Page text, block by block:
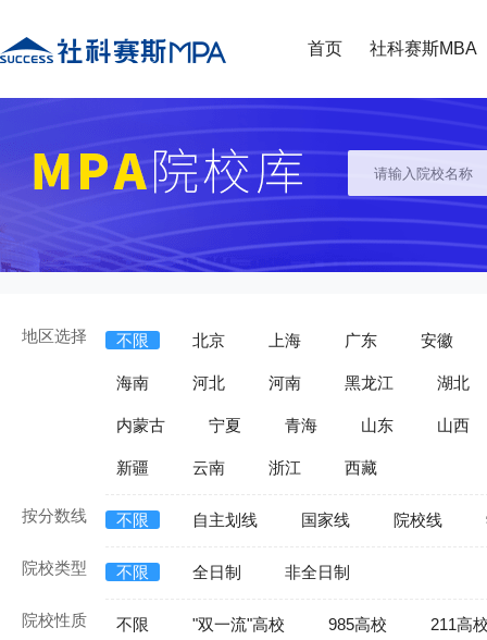
首页 社科赛斯MBA
地区选择 不限 北京 上海 广东 安徽
海南 河北 河南 黑龙江 湖北
内蒙古 宁夏 青海 山东 山西
新疆 云南 浙江 西藏
按分数线 不限 自主划线 国家线 院校线
院校类型 不限 全日制 非全日制
院校性质 不限 "双一流"高校 985高校 211高